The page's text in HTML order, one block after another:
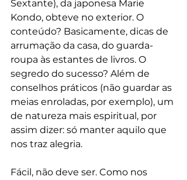
Sextante), da japonesa Marie
Kondo, obteve no exterior. O
conteúdo? Basicamente, dicas de
arrumação da casa, do guarda-
roupa às estantes de livros. O
segredo do sucesso? Além de
conselhos práticos (não guardar as
meias enroladas, por exemplo), um
de natureza mais espiritual, por
assim dizer: só manter aquilo que
nos traz alegria.
Fácil, não deve ser. Como nos